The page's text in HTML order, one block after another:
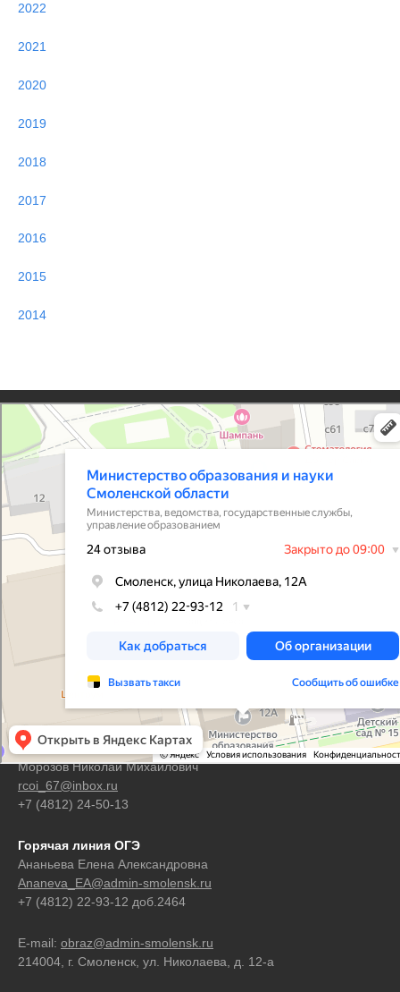
2022
2021
2020
2019
2018
2017
2016
2015
2014
Контакты
Горячая линия ЕГЭ
Морозов Николай Михайлович
rcoi_67@inbox.ru
+7 (4812) 24-50-13
Горячая линия ОГЭ
Ананьева Елена Александровна
Ananeva_EA@admin-smolensk.ru
+7 (4812) 22-93-12 доб.2464
E-mail: obraz@admin-smolensk.ru
214004, г. Смоленск, ул. Николаева, д. 12-а